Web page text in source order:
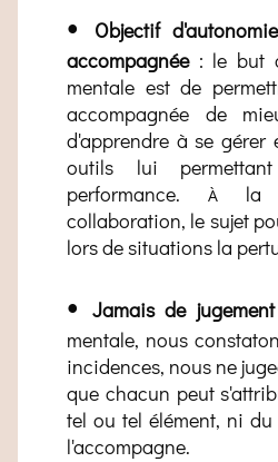
•
Objectif
accompagnée: le but
mentale est de
accompagnée de
d'apprendre à se gérer
outils lui
performance.
À
la
collaboration, le sujet
lors de situations la
•Jamais de jugement
mentale, nous
incidences, nous ne
que chacun peut
tel ou tel élément, ni
l'accompagne.